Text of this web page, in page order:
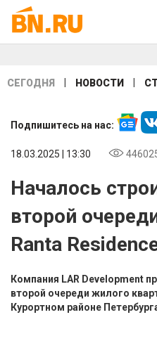
СЕГОДНЯ НОВОСТИ
Подпишитесь на нас:
18.03.2025 | 13:30
Началось
второй
Ranta
Компания LAR Development
второй очереди жилого
Курортном районе